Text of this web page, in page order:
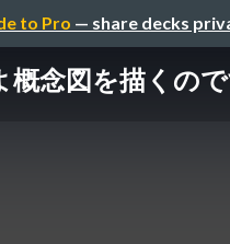
to Pro — share decks
念図を描くの